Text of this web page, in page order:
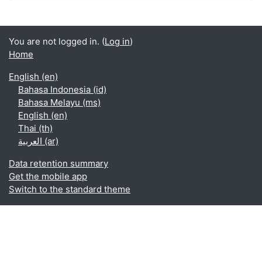
You are not logged in. (Log in)
Home
English ‎(en)‎
Bahasa Indonesia ‎(id)‎
Bahasa Melayu ‎(ms)‎
English ‎(en)‎
Thai ‎(th)‎
العربية ‎(ar)‎
Data retention summary
Get the mobile app
Switch to the standard theme